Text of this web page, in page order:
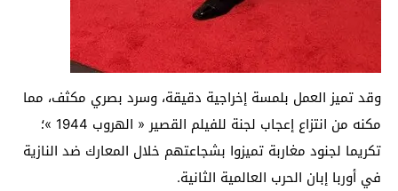
وقد تميز العمل بلمسة إخراجية دقيقة، وسرد بصري مكثف، مما
مكنه من انتزاع إعجاب لجنة للفيلم القصير « الهروب 1944 »؛
تكريما لجنود مغاربة تميزوا بشجاعتهم خلال المعارك ضد النازية
في أوربا إبان الحرب العالمية الثانية.